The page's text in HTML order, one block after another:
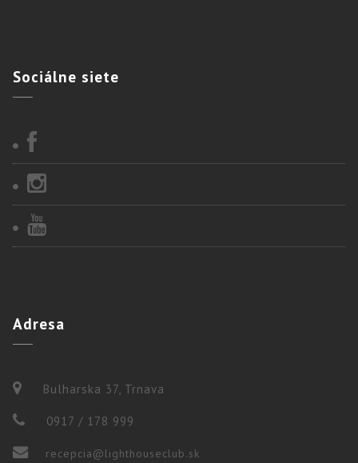
Sociálne siete
Adresa
Bulharska 37, Trnava
0917 / 178 999
recepcia@lighthouseclub.sk